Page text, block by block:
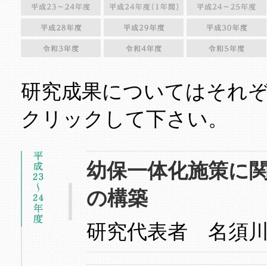
研究成果についてはそれ
クリックして下さい。
幼保一体化施策に
の構築
研究代表者 名須